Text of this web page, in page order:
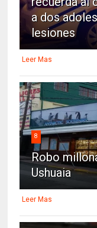
a dos
lesiones
Leer Mas
8
Robo
Ushuaia
Leer Mas